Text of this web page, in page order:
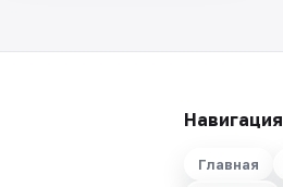
Навигация
Главная